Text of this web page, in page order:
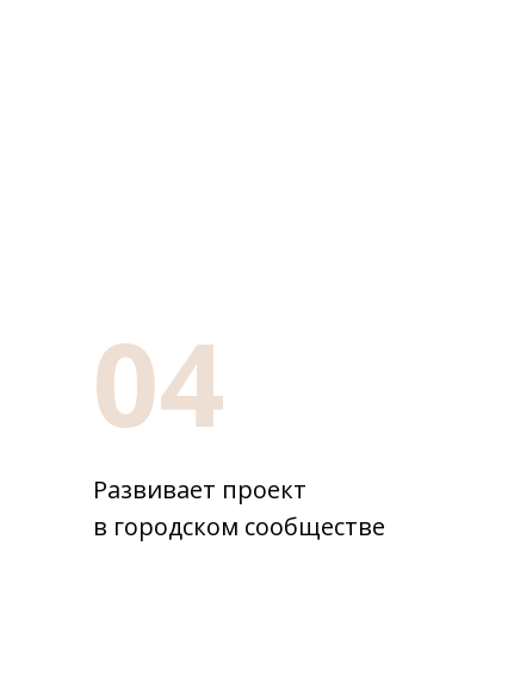
04
Развивает проект
в городском сообществе